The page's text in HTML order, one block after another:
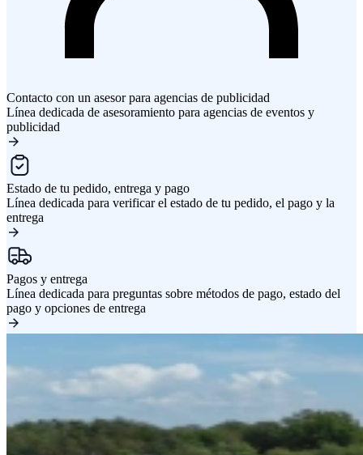
Contacto con un asesor para agencias de publicidad
Línea dedicada de asesoramiento para agencias de eventos y
publicidad
Estado de tu pedido, entrega y pago
Línea dedicada para verificar el estado de tu pedido, el pago y la
entrega
Pagos y entrega
Línea dedicada para preguntas sobre métodos de pago, estado del
pago y opciones de entrega